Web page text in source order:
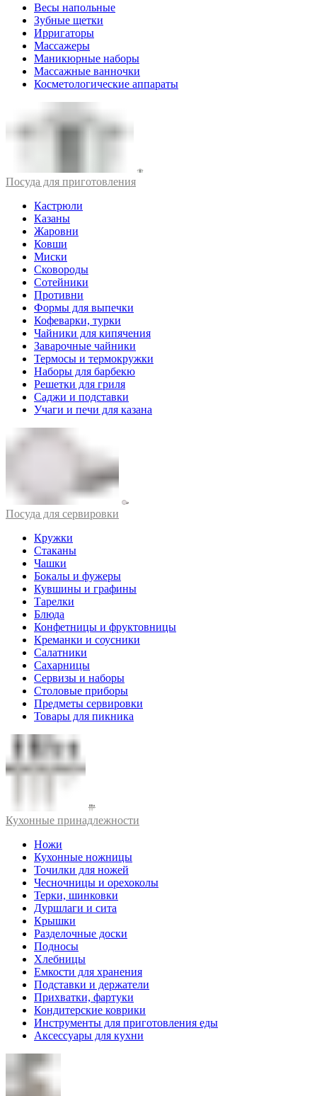
Весы напольные
Зубные щетки
Ирригаторы
Массажеры
Маникюрные наборы
Массажные ванночки
Косметологические аппараты
Посуда для приготовления
Кастрюли
Казаны
Жаровни
Ковши
Миски
Сковороды
Сотейники
Противни
Формы для выпечки
Кофеварки, турки
Чайники для кипячения
Заварочные чайники
Термосы и термокружки
Наборы для барбекю
Решетки для гриля
Саджи и подставки
Учаги и печи для казана
Посуда для сервировки
Кружки
Стаканы
Чашки
Бокалы и фужеры
Кувшины и графины
Тарелки
Блюда
Конфетницы и фруктовницы
Креманки и соусники
Салатники
Сахарницы
Сервизы и наборы
Столовые приборы
Предметы сервировки
Товары для пикника
Кухонные принадлежности
Ножи
Кухонные ножницы
Точилки для ножей
Чесночницы и орехоколы
Терки, шинковки
Дуршлаги и сита
Крышки
Разделочные доски
Подносы
Хлебницы
Емкости для хранения
Подставки и держатели
Прихватки, фартуки
Кондитерские коврики
Инструменты для приготовления еды
Аксессуары для кухни